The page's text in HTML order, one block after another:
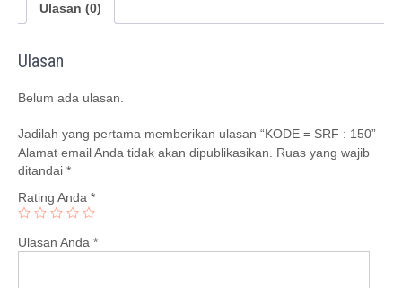
Ulasan (0)
Ulasan
Belum ada ulasan.
Jadilah yang pertama memberikan ulasan “KODE = SRF : 150”
Alamat email Anda tidak akan dipublikasikan. Ruas yang wajib
ditandai *
Rating Anda *
Ulasan Anda *